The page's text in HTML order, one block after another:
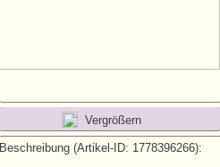
Vergrößern
Beschreibung (Artikel-ID: 1778396266):